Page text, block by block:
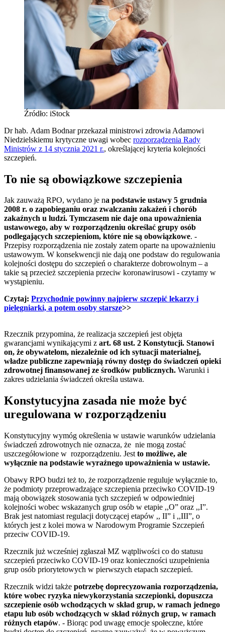
Źródło: iStock
Dr hab. Adam Bodnar przekazał ministrowi zdrowia Adamowi
Niedzielskiemu krytyczne uwagi wobec rozporządzenia Rady
Ministrów z 14 stycznia 2021 r., określającej kryteria kolejności
szczepień.
To nie są obowiązkowe szczepienia
Jak zauważą RPO, wydano je na podstawie ustawy 5 grudnia
2008 r. o zapobieganiu oraz zwalczaniu zakażeń i chorób
zakaźnych u ludzi. Tymczasem nie daje ona upoważnienia
ustawowego, aby w rozporządzeniu określać grupy osób
podlegających szczepieniom, które nie są obowiązkowe. -
Przepisy rozporządzenia nie zostały zatem oparte na upoważnieniu
ustawowym. W konsekwencji nie dają one podstaw do regulowania
kolejności dostępu do szczepień o charakterze dobrowolnym – a
takie są przecież szczepienia przeciw koronawirusowi - czytamy w
wystąpieniu.
Czytaj: Przychodnie powinny najpierw szczepić lekarzy i
pielęgniarki, a potem osoby starsze>>
Rzecznik przypomina, że realizacja szczepień jest objęta
gwarancjami wynikającymi z art. 68 ust. 2 Konstytucji. Stanowi
on, że obywatelom, niezależnie od ich sytuacji materialnej,
władze publiczne zapewniają równy dostęp do świadczeń opieki
zdrowotnej finansowanej ze środków publicznych. Warunki i
zakres udzielania świadczeń określa ustawa.
Konstytucyjna zasada nie może być
uregulowana w rozporządzeniu
Konstytucyjny wymóg określenia w ustawie warunków udzielania
świadczeń zdrowotnych nie oznacza, że nie mogą zostać
uszczegółowione w rozporządzeniu. Jest to możliwe, ale
wyłącznie na podstawie wyraźnego upoważnienia w ustawie.
Obawy RPO budzi też to, że rozporządzenie reguluje wyłącznie to,
że podmioty przeprowadzające szczepienia przeciwko COVID-19
mają obowiązek stosowania tych szczepień w odpowiedniej
kolejności wobec wskazanych grup osób w etapie ,,O” oraz ,,I”.
Brak jest natomiast regulacji dotyczącej etapów ,, II” i ,,III”, o
których jest z kolei mowa w Narodowym Programie Szczepień
przeciw COVID-19.
Rzecznik już wcześniej zgłaszał MZ wątpliwości co do statusu
szczepień przeciwko COVID-19 oraz konieczności uzupełnienia
grup osób priorytetowych w pierwszych etapach szczepień.
Rzecznik widzi także potrzebę doprecyzowania rozporządzenia,
które wobec ryzyka niewykorzystania szczepionki, dopuszcza
szczepienie osób wchodzących w skład grup, w ramach jednego
etapu lub osób wchodzących w skład różnych grup, w ramach
różnych etapów. - Biorąc pod uwagę emocje społeczne, które